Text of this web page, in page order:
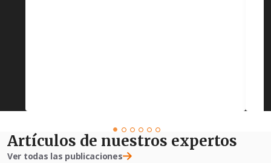
Artículos de nuestros expertos
Ver todas las publicaciones